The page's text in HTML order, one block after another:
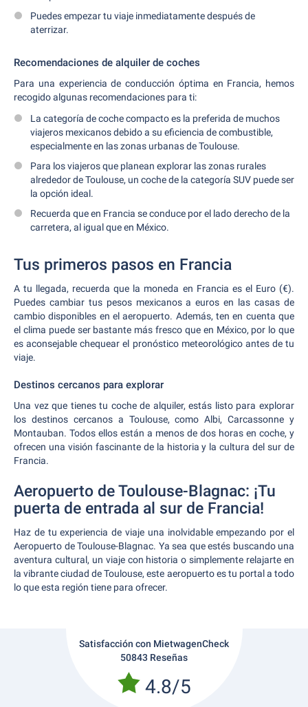
Puedes empezar tu viaje inmediatamente después de
aterrizar.
Recomendaciones de alquiler de coches
Para una experiencia de conducción óptima en Francia, hemos
recogido algunas recomendaciones para ti:
La categoría de coche compacto es la preferida de muchos
viajeros mexicanos debido a su eficiencia de combustible,
especialmente en las zonas urbanas de Toulouse.
Para los viajeros que planean explorar las zonas rurales
alrededor de Toulouse, un coche de la categoría SUV puede ser
la opción ideal.
Recuerda que en Francia se conduce por el lado derecho de la
carretera, al igual que en México.
Tus primeros pasos en Francia
A tu llegada, recuerda que la moneda en Francia es el Euro (€).
Puedes cambiar tus pesos mexicanos a euros en las casas de
cambio disponibles en el aeropuerto. Además, ten en cuenta que
el clima puede ser bastante más fresco que en México, por lo que
es aconsejable chequear el pronóstico meteorológico antes de tu
viaje.
Destinos cercanos para explorar
Una vez que tienes tu coche de alquiler, estás listo para explorar
los destinos cercanos a Toulouse, como Albi, Carcassonne y
Montauban. Todos ellos están a menos de dos horas en coche, y
ofrecen una visión fascinante de la historia y la cultura del sur de
Francia.
Aeropuerto de Toulouse-Blagnac: ¡Tu
puerta de entrada al sur de Francia!
Haz de tu experiencia de viaje una inolvidable empezando por el
Aeropuerto de Toulouse-Blagnac. Ya sea que estés buscando una
aventura cultural, un viaje con historia o simplemente relajarte en
la vibrante ciudad de Toulouse, este aeropuerto es tu portal a todo
lo que esta región tiene para ofrecer.
Satisfacción con MietwagenCheck
50843 Reseñas
4.8/5